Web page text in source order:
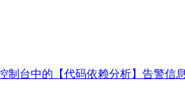
台中的【代码依赖分析】告警信